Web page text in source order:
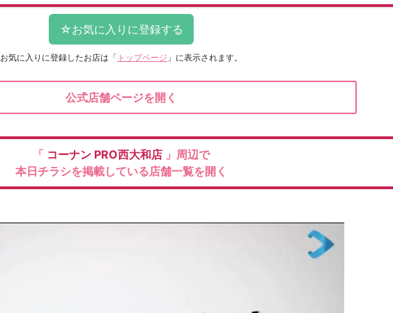
お気に入りに登録したお店は 「 トップページ 」に表示されます。
公式店舗ページを開く
「 コーナン PRO西大和店 」周辺で
本日チラシを掲載している店舗一覧を開く